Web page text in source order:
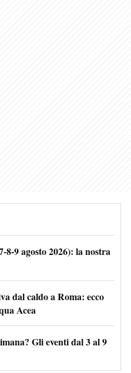
8-9 agosto 2026): la nostra
dal caldo a Roma: ecco
Acea
Gli eventi dal 3 al 9